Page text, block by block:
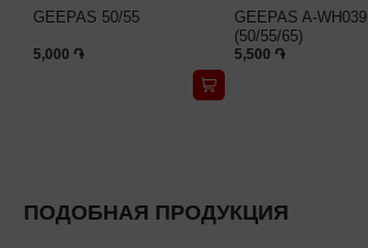
GEEPAS 50/55
5,000 ֏
GEEPAS A-WH039
(50/55/65)
5,500 ֏
ПОДОБНАЯ ПРОДУКЦИЯ